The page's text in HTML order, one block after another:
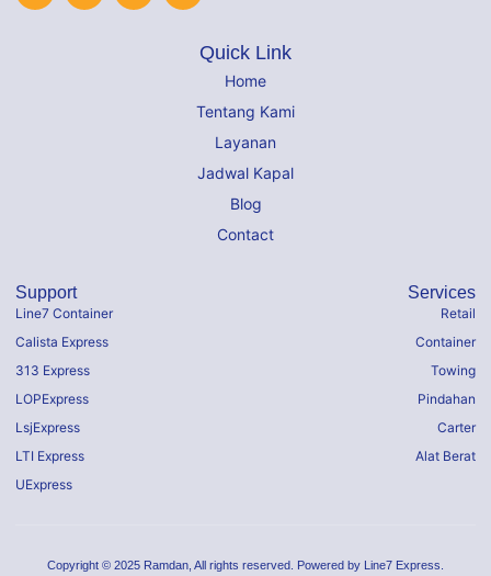
Quick Link
Home
Tentang Kami
Layanan
Jadwal Kapal
Blog
Contact
Support
Line7 Container
Calista Express
313 Express
LOPExpress
LsjExpress
LTI Express
UExpress
Services
Retail
Container
Towing
Pindahan
Carter
Alat Berat
Copyright © 2025 Ramdan, All rights reserved. Powered by Line7 Express.